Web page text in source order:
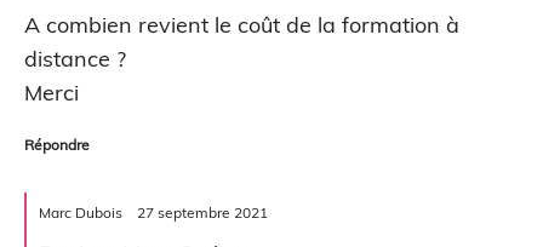
A combien revient le coût de la formation à
distance ?
Merci
Répondre
Marc Dubois 27 septembre 2021